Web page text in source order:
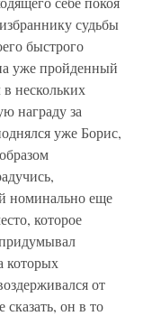
судьбы
быстрого
уже пройденный
нескольких
награду за
уже Борис,
номинально еще
которое
которых
от
он в то